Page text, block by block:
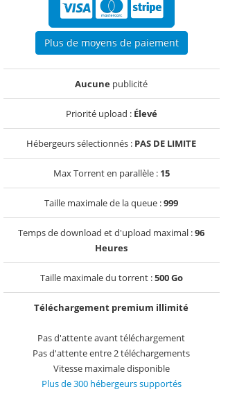
Plus de moyens de paiement
Aucune publicité
Priorité upload : Élevé
Hébergeurs sélectionnés : PAS DE LIMITE
Max Torrent en parallèle : 15
Taille maximale de la queue :999
Temps de download et d'upload maximal :96
Heures
Taille maximale du torrent :500 Go
Téléchargement premium illimité
Pas d'attente avant téléchargement
Pas d'attente entre 2 téléchargements
Vitesse maximale disponible
Plus de 300 hébergeurs supportés